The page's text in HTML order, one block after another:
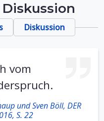
Diskussion
vom
und Sven Böll, DER
S. 22